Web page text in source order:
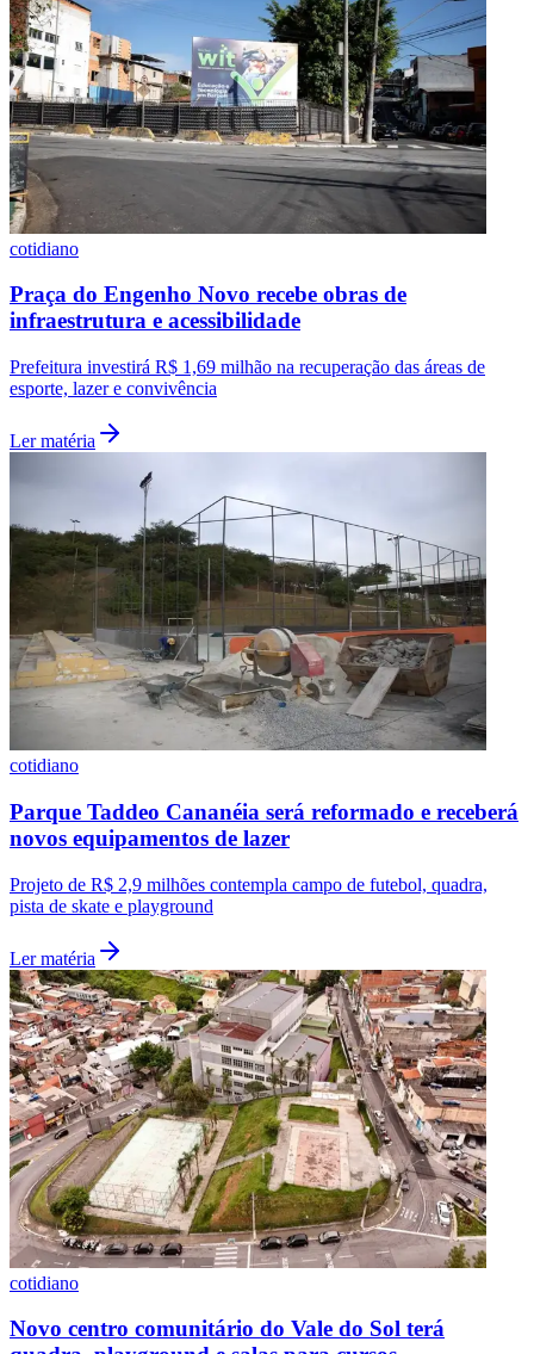
Fluminense
cotidiano
Praça do Engenho Novo recebe obras de
infraestrutura e acessibilidade
Prefeitura investirá R$ 1,69 milhão na recuperação das áreas de
esporte, lazer e convivência
Ler matéria
cotidiano
Parque Taddeo Cananéia será reformado e receberá
novos equipamentos de lazer
Projeto de R$ 2,9 milhões contempla campo de futebol, quadra,
pista de skate e playground
Ler matéria
cotidiano
Novo centro comunitário do Vale do Sol terá